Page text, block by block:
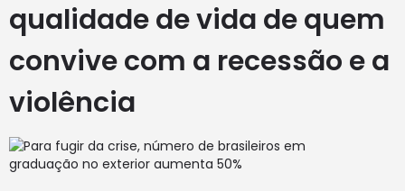
qualidade de vida de quem
convive com a recessão e a
violência